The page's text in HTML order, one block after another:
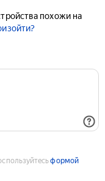
похожи на
формой